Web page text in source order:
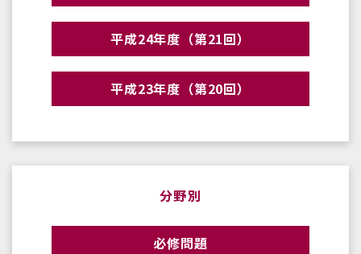
平成24年度（第21回）
平成23年度（第20回）
分野別
必修問題